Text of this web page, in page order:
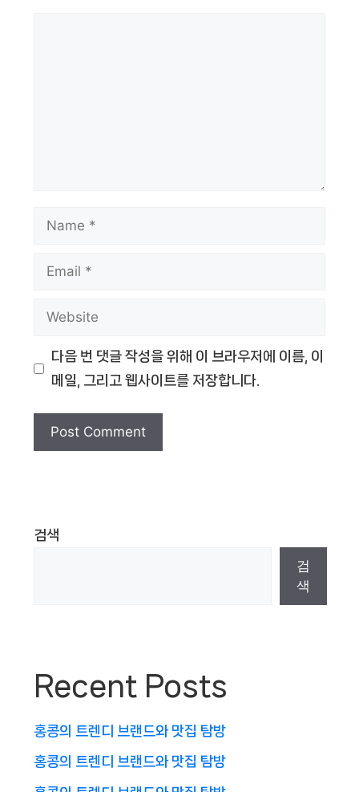
Name
Email
Website
다음 번 댓글 작성을 위해 이 브라우저에 이름, 이
메일, 그리고 웹사이트를 저장합니다.
검색
검
색
Recent Posts
홍콩의 트렌디 브랜드와 맛집 탐방
홍콩의 트렌디 브랜드와 맛집 탐방